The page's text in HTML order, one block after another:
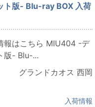
ト版- Blu-ray BOX 入荷
報はこちら MIU404 -デ
版- Blu-...
グランドカオス 西岡
入荷情報